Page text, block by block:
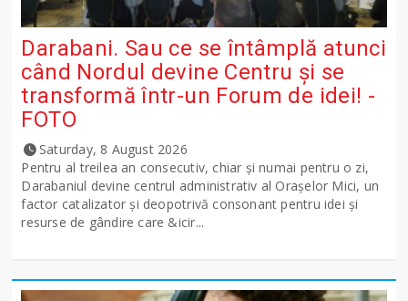
Darabani. Sau ce se întâmplă atunci
când Nordul devine Centru și se
transformă într-un Forum de idei! -
FOTO
Saturday, 8 August 2026
Pentru al treilea an consecutiv, chiar și numai pentru o zi,
Darabaniul devine centrul administrativ al Orașelor Mici, un
factor catalizator și deopotrivă consonant pentru idei și
resurse de gândire care &icir...